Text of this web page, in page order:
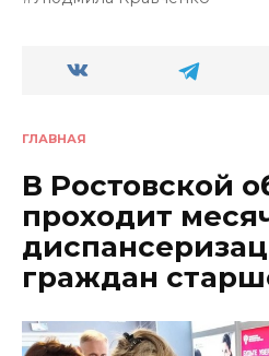
ГЛАВНАЯ
В Ростовской
проходит
граждан